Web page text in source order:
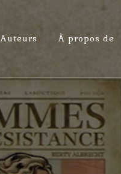
Auteurs À propos de